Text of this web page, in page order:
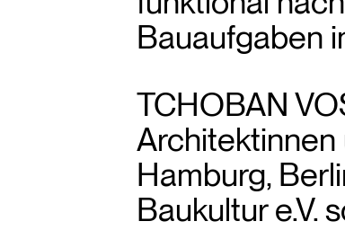
Bauaufgaben
TCHOBAN
Architektinnen
Hamburg,
Baukultur e.V.